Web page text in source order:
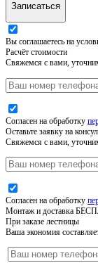
Записаться
Вы соглашаетесь на
Расчёт стоимости
Свяжемся с вами,
Согласен на обработку
Оставьте заявку на
Свяжемся с вами,
Согласен на обработку
Монтаж и доставка
При заказе лестницы
Ваша экономия